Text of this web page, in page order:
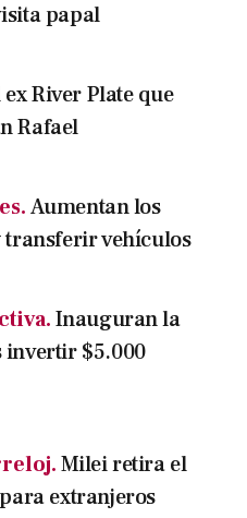
papal
ex River Plate que
Rafael
Aumentan los
transferir vehículos
Inauguran la
invertir $5.000
Milei retira el
extranjeros